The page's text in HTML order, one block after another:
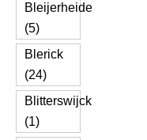
Bleijerheide
(5)
Blerick
(24)
Blitterswijck
(1)